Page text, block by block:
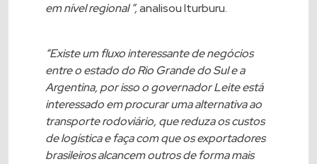
em nível regional ”,analisou Iturburu.
“Existe um fluxo interessante de negócios
entre o estado do Rio Grande do Sul e a
Argentina, por isso o governador Leite está
interessado em procurar uma alternativa ao
transporte rodoviário, que reduza os custos
de logística e faça com que os exportadores
brasileiros alcancem outros de forma mais